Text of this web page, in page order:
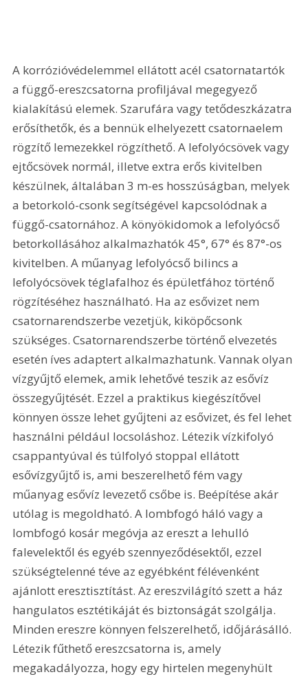
A korrózióvédelemmel ellátott acél csatornatartók
a függő-ereszcsatorna profiljával megegyező
kialakítású elemek. Szarufára vagy tetődeszkázatra
erősíthetők, és a bennük elhelyezett csatornaelem
rögzítő lemezekkel rögzíthető. A lefolyócsövek vagy
ejtőcsövek normál, illetve extra erős kivitelben
készülnek, általában 3 m-es hosszúságban, melyek
a betorkoló-csonk segítségével kapcsolódnak a
függő-csatornához. A könyökidomok a lefolyócső
betorkollásához alkalmazhatók 45°, 67° és 87°-os
kivitelben. A műanyag lefolyócső bilincs a
lefolyócsövek téglafalhoz és épületfához történő
rögzítéséhez használható. Ha az esővizet nem
csatornarendszerbe vezetjük, kiköpőcsonk
szükséges. Csatornarendszerbe történő elvezetés
esetén íves adaptert alkalmazhatunk. Vannak olyan
vízgyűjtő elemek, amik lehetővé teszik az esővíz
összegyűjtését. Ezzel a praktikus kiegészítővel
könnyen össze lehet gyűjteni az esővizet, és fel lehet
használni például locsoláshoz. Létezik vízkifolyó
csappantyúval és túlfolyó stoppal ellátott
esővízgyűjtő is, ami beszerelhető fém vagy
műanyag esővíz levezető csőbe is. Beépítése akár
utólag is megoldható. A lombfogó háló vagy a
lombfogó kosár megóvja az ereszt a lehulló
falevelektől és egyéb szennyeződésektől, ezzel
szükségtelenné téve az egyébként félévenként
ajánlott eresztisztítást. Az ereszvilágító szett a ház
hangulatos esztétikáját és biztonságát szolgálja.
Minden ereszre könnyen felszerelhető, időjárásálló.
Létezik fűthető ereszcsatorna is, amely
megakadályozza, hogy egy hirtelen megenyhült